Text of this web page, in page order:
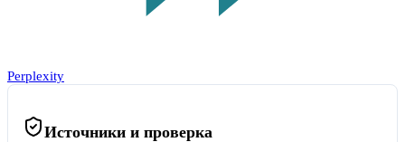
Perplexity
Источники и проверка